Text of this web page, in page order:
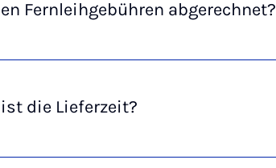
Fernleihgebühren abgerechnet?
die Lieferzeit?